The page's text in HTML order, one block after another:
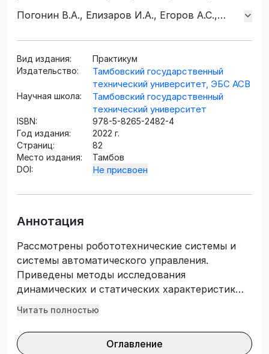
Погонин В.А., Елизаров И.А., Егоров А.С.,
Вид издания:
Практикум
Издательство:
Тамбовский государственный
технический университет, ЭБС АСВ
Научная школа:
Тамбовский государственный
технический университет
ISBN:
978-5-8265-2482-4
Год издания:
2022 г.
Страниц:
82
Место издания:
Тамбов
DOI:
Не присвоен
Аннотация
Рассмотрены робототехнические системы и
системы автоматического управления.
Приведены методы исследования
динамических и статических характеристик
объектов управления, методы
регуляторов и снятия переходных процессов в
АСР, исследования качества переходных
Читать полностью
Оглавление